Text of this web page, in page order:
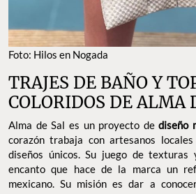
Foto: Hilos en Nogada
TRAJES DE BAÑO Y
COLORIDOS DE ALMA
Alma de Sal es un proyecto dediseño
corazón trabaja con artesanos
diseños únicos. Su juego de
encanto que hace de la marca un
mexicano. Su misión es dar a